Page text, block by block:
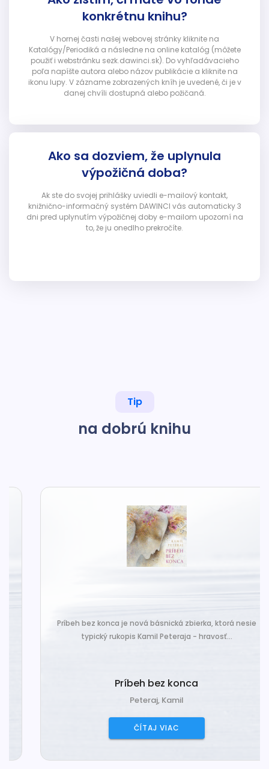
konkrétnu knihu?
V hornej časti našej webovej stránky kliknite na
Katalógy/Periodiká a následne na online katalóg (môžete
použiť i webstránku sezk.dawinci.sk). Do vyhľadávacieho
poľa napíšte autora alebo názov publikácie a kliknite na
ikonu lupy. V zázname zobrazených kníh je uvedené, či je v
danej chvíli dostupná alebo požičaná.
Ako sa dozviem, že uplynula
výpožičná doba?
Ak ste do svojej prihlášky uviedli e-mailový kontakt,
knižnično-informačný systém DAWINCI vás automaticky 3
dni pred uplynutím výpožičnej doby e-mailom upozorní na
to, že ju onedlho prekročíte.
Tip
na dobrú knihu
Príbeh bez konca je nová básnická zbierka, ktorá nesie
typický rukopis Kamil Peteraja - hravosť...
Príbeh bez konca
Peteraj, Kamil
ČÍTAJ VIAC